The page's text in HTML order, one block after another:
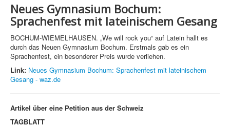
Neues Gymnasium Bochum:
Sprachenfest mit lateinischem Gesang
BOCHUM-WIEMELHAUSEN. „We will rock you“ auf Latein hallt es
durch das Neuen Gymnasium Bochum. Erstmals gab es ein
Sprachenfest, ein besonderer Preis wurde verliehen.
Link: Neues Gymnasium Bochum: Sprachenfest mit lateinischem
Gesang - waz.de
Artikel über eine Petition aus der Schweiz
TAGBLATT